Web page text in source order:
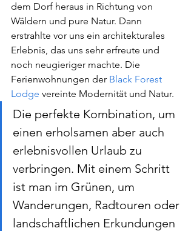
dem Dorf heraus in Richtung von
Wäldern und pure Natur. Dann
erstrahlte vor uns ein architekturales
Erlebnis, das uns sehr erfreute und
noch neugieriger machte. Die
Ferienwohnungen der Black Forest
Lodge vereinte Modernität und Natur.
Die perfekte Kombination, um
einen erholsamen aber auch
erlebnisvollen Urlaub zu
verbringen. Mit einem Schritt
ist man im Grünen, um
Wanderungen, Radtouren oder
landschaftlichen Erkundungen